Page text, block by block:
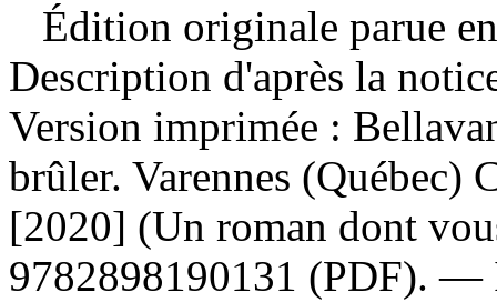
Édition originale parue
Description d'après la
Version imprimée :
brûler. Varennes (Québec)
[2020] (Un roman dont
9782898190131 (PDF). —